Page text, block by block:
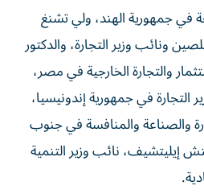
في جمهورية الهند، ولي تشنغ
ونائب وزير التجارة، والدكتور
والتجارة الخارجية في مصر،
التجارة في جمهورية إندونيسيا،
والصناعة والمنافسة في جنوب
إيليتشيف، نائب وزير التنمية